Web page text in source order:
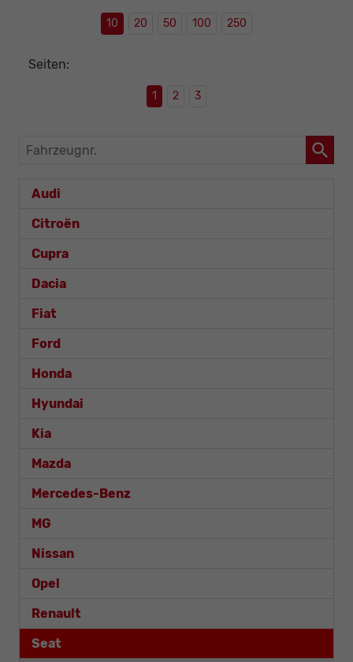
10 20 50 100 250
Seiten:
1 2 3
Fahrzeugnr.
Audi
Citroën
Cupra
Dacia
Fiat
Ford
Honda
Hyundai
Kia
Mazda
Mercedes-Benz
MG
Nissan
Opel
Renault
Seat